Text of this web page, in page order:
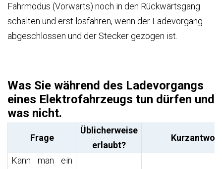
Fahrmodus (Vorwärts) noch in den Rückwärtsgang
schalten und erst losfahren, wenn der Ladevorgang
abgeschlossen und der Stecker gezogen ist.
Was Sie während des Ladevorgangs
eines Elektrofahrzeugs tun dürfen und
was nicht.
Frage
Üblicherweise
erlaubt?
Kurzantwort
Kann man ein